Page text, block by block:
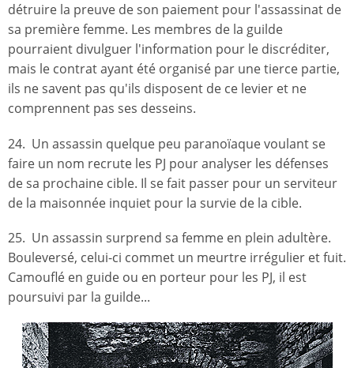
détruire la preuve de son paiement pour l'assassinat de
sa première femme. Les membres de la guilde
pourraient divulguer l'information pour le discréditer,
mais le contrat ayant été organisé par une tierce partie,
ils ne savent pas qu'ils disposent de ce levier et ne
comprennent pas ses desseins.
24. Un assassin quelque peu paranoïaque voulant se
faire un nom recrute les PJ pour analyser les défenses
de sa prochaine cible. Il se fait passer pour un serviteur
de la maisonnée inquiet pour la survie de la cible.
25. Un assassin surprend sa femme en plein adultère.
Bouleversé, celui-ci commet un meurtre irrégulier et fuit.
Camouflé en guide ou en porteur pour les PJ, il est
poursuivi par la guilde...